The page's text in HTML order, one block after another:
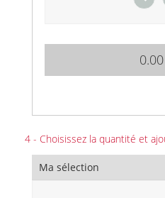
4 - Choisissez la quantité et
Ma sélection